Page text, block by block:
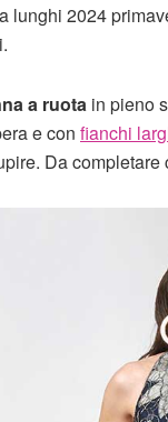
lunghi 2024
a ruota in pieno
e con fianchi
Da